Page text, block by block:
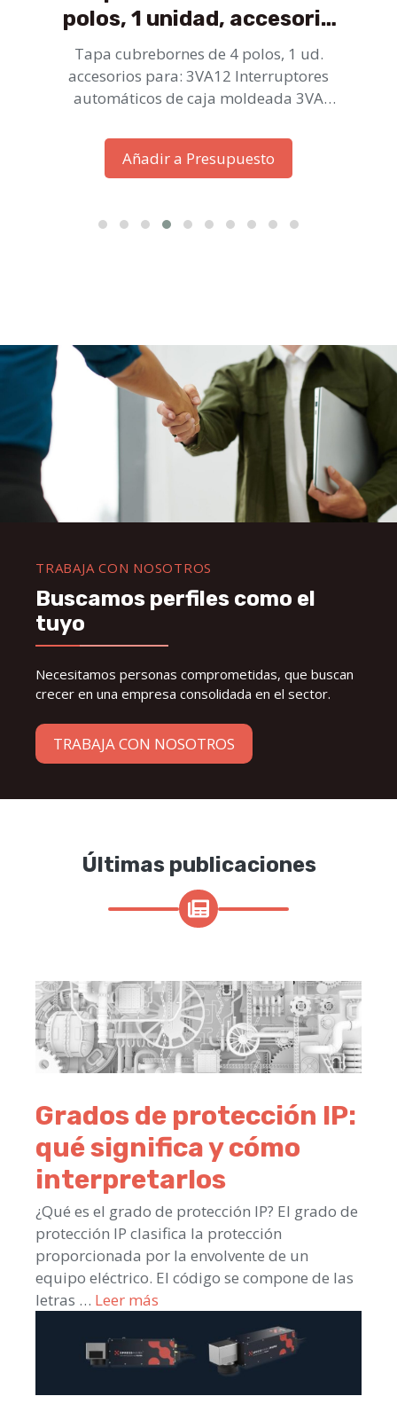
polos, 1 unidad, accesorio
para: 3VA1 250
Tapa cubrebornes de 4 polos, 1 ud.
accesorios para: 3VA12 Interruptores
automáticos de caja moldeada 3VA
aplicación.
Añadir a Presupuesto
TRABAJA CON NOSOTROS
Buscamos perfiles como el
tuyo
Necesitamos personas comprometidas, que buscan
crecer en una empresa consolidada en el sector.
TRABAJA CON NOSOTROS
Últimas publicaciones
Grados de protección IP:
qué significa y cómo
interpretarlos
¿Qué es el grado de protección IP? El grado de
protección IP clasifica la protección
proporcionada por la envolvente de un
equipo eléctrico. El código se compone de las
letras … Leer más